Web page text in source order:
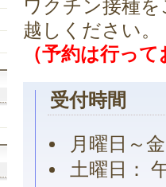
ワクチン接種
越しください。
（予約は行っ
受付時間
月曜日～
土曜日：